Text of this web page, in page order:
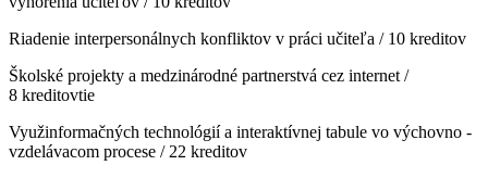
Riadenie interpersonálnych konfliktov v práci učiteľa / 10 kreditov
Školské projekty a medzinárodné partnerstvá cez internet /
8 kreditovtie
Využinformačných technológií a interaktívnej tabule vo výchovno -
vzdelávacom procese / 22 kreditov